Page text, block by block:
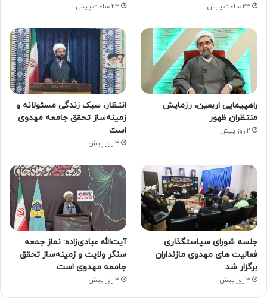
23 ساعت پیش 24 ساعت پیش
راهپیمایی اربعین، رزمایش
منتظران ظهور
2 روز پیش
انتظار، سبک زندگی مسئولانه و
زمینه‌ساز تحقق جامعه مهدوی
است
3 روز پیش
جلسه شورای سیاستگذاری
فعالیت های مهدوی مازنداران
برگزار شد
3 روز پیش
آیت‌الله عبادی‌زاده: نماز جمعه
سنگر ولایت و زمینه‌ساز تحقق
جامعه مهدوی است
3 روز پیش